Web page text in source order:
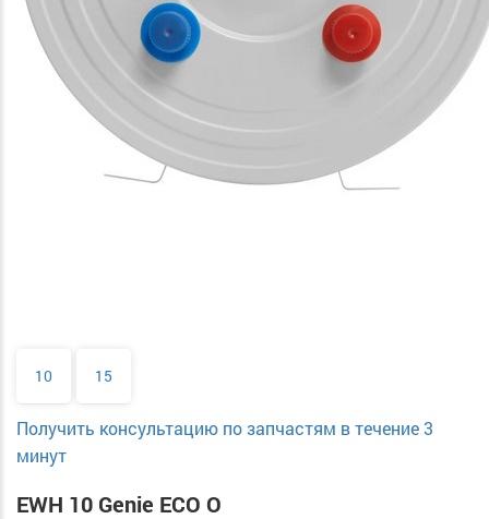
10 15
Получить консультацию по запчастям в течение 3
минут
EWH 10 Genie ECO O